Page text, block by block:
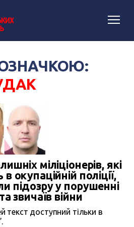
міліціонерів, які
окупаційній поліції,
підозру у порушенні
звичаїв війни
текст доступний тільки в